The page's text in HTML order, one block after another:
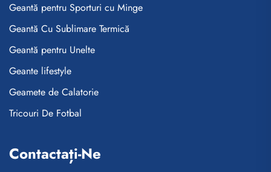
Geantă pentru Sporturi cu Minge
Geantă Cu Sublimare Termică
Geantă pentru Unelte
Geante lifestyle
Geamete de Calatorie
Tricouri De Fotbal
Contactați-Ne